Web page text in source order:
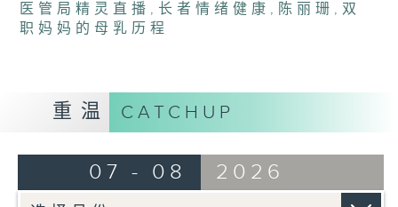
医管局精灵直播 , 长者情绪健康 , 陈丽珊 ,双
职妈妈的母乳历程
重温 CATCHUP
07 - 08 2026